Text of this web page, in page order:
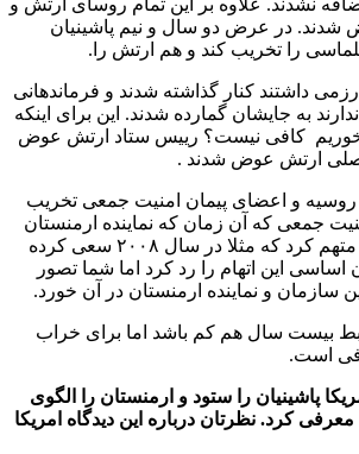
نشدند. علاوه بر این تمام روسای ارتش و
شدند. در عرض دو سال و نیم پاشینیان
را تخریب کند و هم ارتش را.
داشتند کنار گذاشته شدند و فرماندهانی
به جایشان گمارده شدند. این برای اینکه
کافی نیست؟ رییس ستاد ارتش عوض
ارتش عوض شدند .
روسیه و اعضای پیمان امنیت جمعی تخریب
جمعی که آن زمان که نماینده ارمنستان
بود پاشینیان ایشان را متهم کرد که مثلا در سال ۲۰۰۸ سعی کرده
اساسی این اتهام را رد کرد اما شما تصور
سازمان و نماینده ارمنستان در آن خورد.
بیست سال هم کم باشد اما برای خراب
است.
پاشینیان را ستود و ارمنستان را الگوی
کرد. نظرتان درباره این دیدگاه امریکا